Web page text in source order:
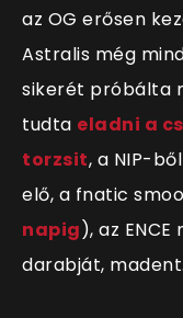
az OG erősen
Astralis még
sikerét próbálta
tudta eladni a
torzsit, a NIP-ből
elő, a fnatic
napig), az
darabját, madent.